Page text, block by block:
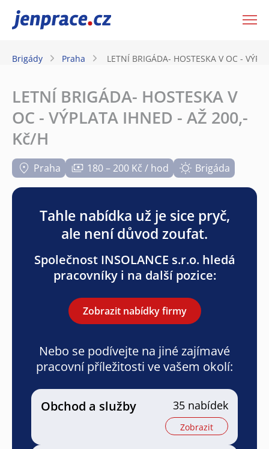
JenPráce.cz
Brigády Praha LETNÍ BRIGÁDA- HOSTESKA V OC -
LETNÍ BRIGÁDA- HOSTESKA V
OC - VÝPLATA IHNED - AŽ 200,-
Kč/H
Praha 180 – 200 Kč / hod Brigáda
Tahle nabídka už je sice pryč,
ale není důvod zoufat.
Společnost INSOLANCE s.r.o. hledá
pracovníky i na další pozice:
Zobrazit nabídky firmy
Nebo se podívejte na jiné zajímavé
pracovní příležitosti ve vašem okolí:
Obchod a služby 35 nabídek
Zobrazit